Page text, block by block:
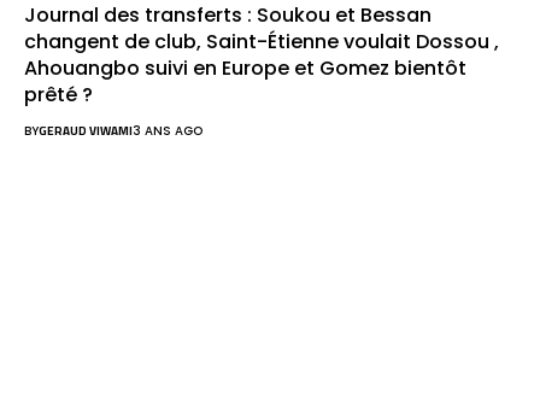
Journal des transferts : Soukou et Bessan
changent de club, Saint-Étienne voulait Dossou ,
Ahouangbo suivi en Europe et Gomez bientôt
prêté ?
BYGERAUD VIWAMI3 ANS AGO